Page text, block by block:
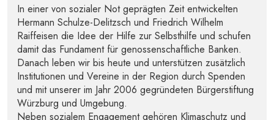
In einer von sozialer Not geprägten Zeit entwickelten
Hermann Schulze-Delitzsch und Friedrich Wilhelm
Raiffeisen die Idee der Hilfe zur Selbsthilfe und schufen
damit das Fundament für genossenschaftliche Banken.
Danach leben wir bis heute und unterstützen zusätzlich
Institutionen und Vereine in der Region durch Spenden
und mit unserer im Jahr 2006 gegründeten Bürgerstiftung
Würzburg und Umgebung.
Neben sozialem Engagement gehören Klimaschutz und